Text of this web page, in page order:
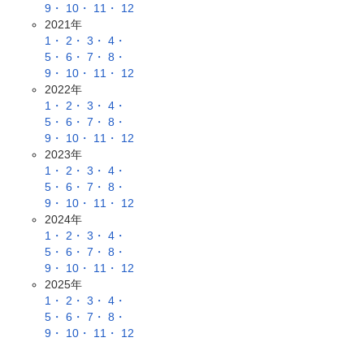
9・
10・ 11・
12
2021年
1・ 2・ 3・ 4・
5・ 6・ 7・ 8・
9・
10・ 11・
12
2022年
1・ 2・ 3・ 4・
5・ 6・ 7・ 8・
9・
10・ 11・
12
2023年
1・ 2・ 3・ 4・
5・ 6・ 7・ 8・
9・
10・ 11・
12
2024年
1・ 2・ 3・ 4・
5・ 6・ 7・ 8・
9・
10・ 11・
12
2025年
1・ 2・ 3・ 4・
5・ 6・ 7・ 8・
9・
10・ 11・
12